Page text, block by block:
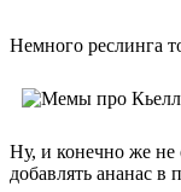
Немного реслинга
Ну, и конечно же не
добавлять ананас в